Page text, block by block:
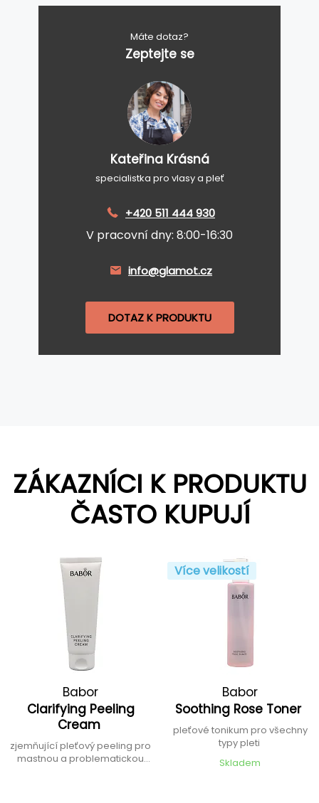
Máte dotaz?
Zeptejte se
Kateřina Krásná
specialistka pro vlasy a pleť
+420 511 444 930
V pracovní dny: 8:00-16:30
info@glamot.cz
DOTAZ K PRODUKTU
ZÁKAZNÍCI K PRODUKTU
ČASTO KUPUJÍ
Babor
Clarifying Peeling
Cream
zjemňující pleťový peeling pro
mastnou a problematickou
Více velikostí
Babor
Soothing Rose Toner
pleťové tonikum pro všechny
typy pleti
Skladem